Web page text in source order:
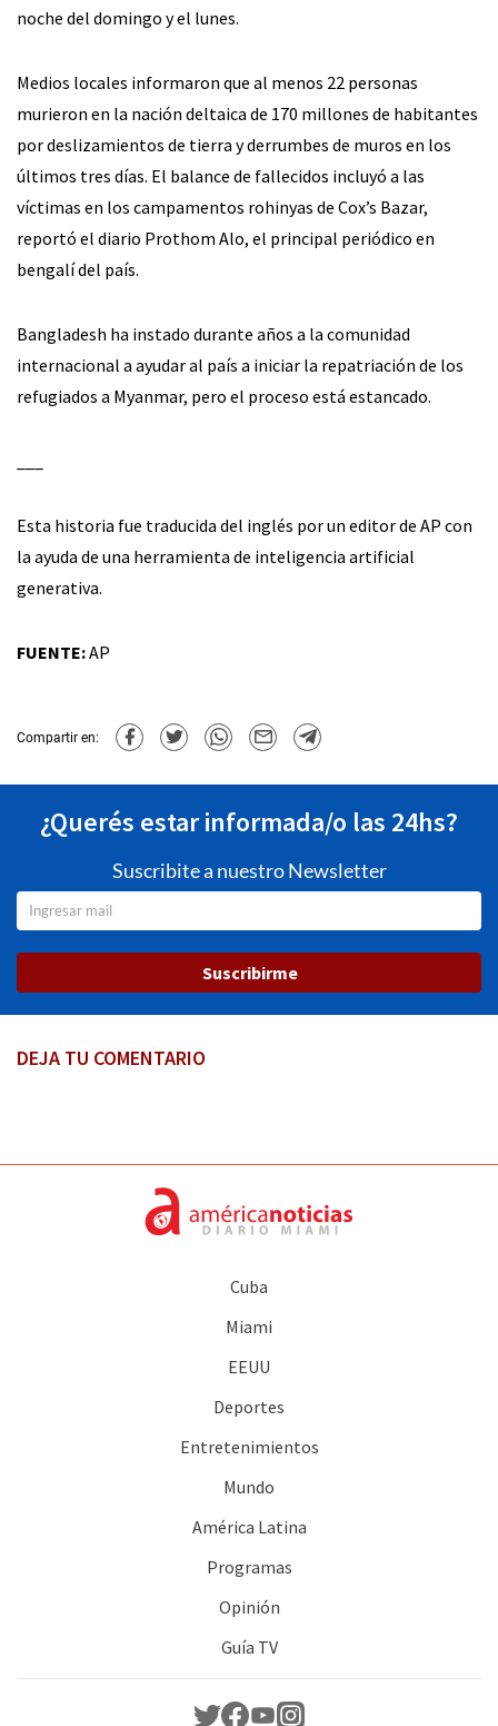
noche del domingo y el lunes.
Medios locales informaron que al menos 22 personas
murieron en la nación deltaica de 170 millones de habitantes
por deslizamientos de tierra y derrumbes de muros en los
últimos tres días. El balance de fallecidos incluyó a las
víctimas en los campamentos rohinyas de Cox’s Bazar,
reportó el diario Prothom Alo, el principal periódico en
bengalí del país.
Bangladesh ha instado durante años a la comunidad
internacional a ayudar al país a iniciar la repatriación de los
refugiados a Myanmar, pero el proceso está estancado.
Esta historia fue traducida del inglés por un editor de AP con
la ayuda de una herramienta de inteligencia artificial
generativa.
FUENTE:AP
Compartir en:
¿Querés estar informada/o las 24hs?
Suscribite a nuestro Newsletter
Suscribirme
DEJA TU COMENTARIO
Cuba
Miami
EEUU
Deportes
Entretenimientos
Mundo
América Latina
Programas
Opinión
Guía TV